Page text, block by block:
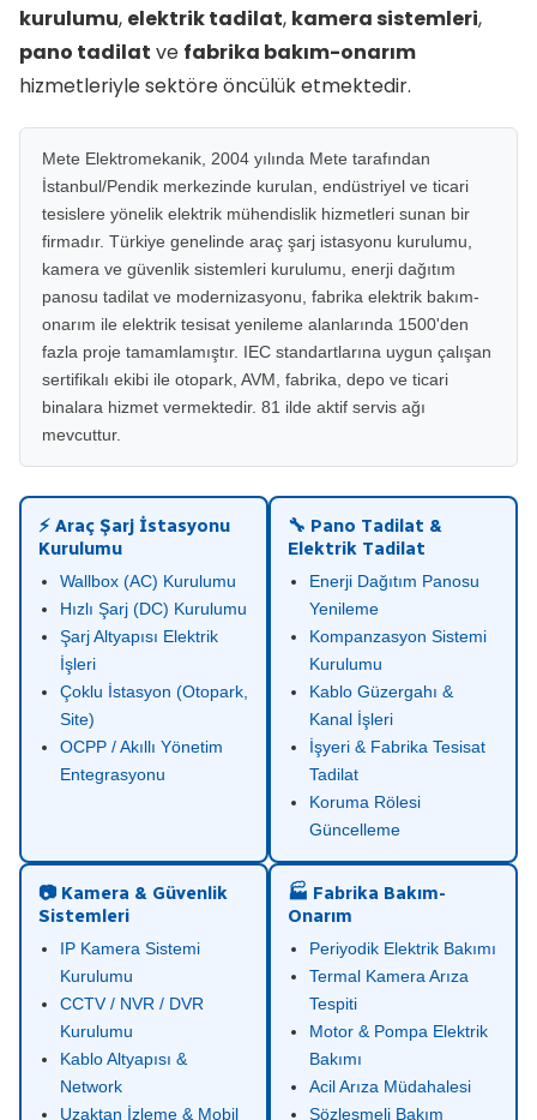
kurulumu, elektrik tadilat, kamera sistemleri,
pano tadilat ve fabrika bakım-onarım
hizmetleriyle sektöre öncülük etmektedir.
Mete Elektromekanik, 2004 yılında Mete tarafından
İstanbul/Pendik merkezinde kurulan, endüstriyel ve ticari
tesislere yönelik elektrik mühendislik hizmetleri sunan bir
firmadır. Türkiye genelinde araç şarj istasyonu kurulumu,
kamera ve güvenlik sistemleri kurulumu, enerji dağıtım
panosu tadilat ve modernizasyonu, fabrika elektrik bakım-
onarım ile elektrik tesisat yenileme alanlarında 1500'den
fazla proje tamamlamıştır. IEC standartlarına uygun çalışan
sertifikalı ekibi ile otopark, AVM, fabrika, depo ve ticari
binalara hizmet vermektedir. 81 ilde aktif servis ağı
mevcuttur.
⚡ Araç Şarj İstasyonu
Kurulumu
Wallbox (AC) Kurulumu
Hızlı Şarj (DC) Kurulumu
Şarj Altyapısı Elektrik
İşleri
Çoklu İstasyon (Otopark,
Site)
OCPP / Akıllı Yönetim
Entegrasyonu
🔧 Pano Tadilat &
Elektrik Tadilat
Enerji Dağıtım Panosu
Yenileme
Kompanzasyon Sistemi
Kurulumu
Kablo Güzergahı &
Kanal İşleri
İşyeri & Fabrika Tesisat
Tadilat
Koruma Rölesi
Güncelleme
📷 Kamera & Güvenlik
Sistemleri
IP Kamera Sistemi
Kurulumu
CCTV / NVR / DVR
Kurulumu
Kablo Altyapısı &
Network
Uzaktan İzleme & Mobil
🏭 Fabrika Bakım-
Onarım
Periyodik Elektrik Bakımı
Termal Kamera Arıza
Tespiti
Motor & Pompa Elektrik
Bakımı
Acil Arıza Müdahalesi
Sözleşmeli Bakım